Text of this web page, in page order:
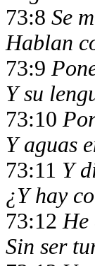
73:8 Se
Hablan
73:9
Y su
73:10
Y aguas
73:11 Y
¿Y hay
73:12He
Sin ser